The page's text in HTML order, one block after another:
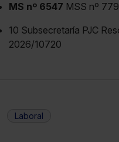
MS nº 6547 MSS nº
10 Subsecretaría PJC
2026/10720
Laboral